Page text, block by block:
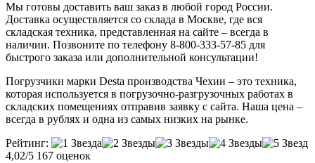
Мы готовы доставить ваш заказ в любой город России.
Доставка осуществляется со склада в Москве, где вся
складская техника, представленная на сайте – всегда в
наличии. Позвоните по телефону 8-800-333-57-85 для
быстрого заказа или дополнительной консультации!
Погрузчики марки Desta производства Чехии – это техника,
которая используется в погрузочно-разгрузочных работах в
складских помещениях отправив заявку с сайта. Наша цена –
всегда в рублях и одна из самых низких на рынке.
Рейтинг:
4,02/5 167 оценок